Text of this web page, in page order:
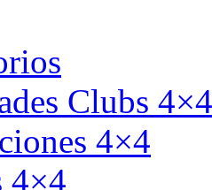
Clubs 4×4
4×4
4×4